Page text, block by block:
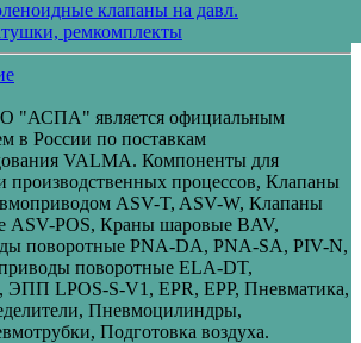
клапаны на давл.
ремкомплекты
"АСПА" является официальным
в России по поставкам
VALMA. Компоненты для
производственных процессов, Клапаны
ASV-T, ASV-W, Клапаны
ASV-POS, Краны шаровые BAV,
поворотные PNA-DA, PNA-SA, PIV-N,
поворотные ELA-DT,
ЭПП LPOS-S-V1, EPR, EPP, Пневматика,
Пневмоцилиндры,
Подготовка воздуха.